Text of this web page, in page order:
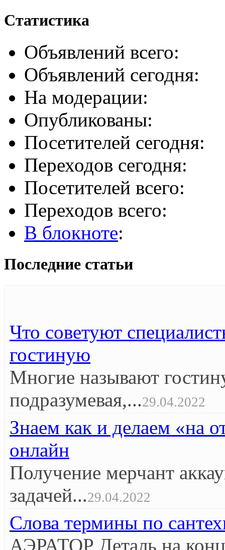
Статистика
Объявлений всего:
Объявлений сегодня:
На модерации:
Опубликованы:
Посетителей сегодня:
Переходов сегодня:
Посетителей всего:
Переходов всего:
В блокноте:
Последние статьи
Что советуют
гостиную
Многие называют
подразумевая,...29.04.2022
Знаем как и делаем «на
онлайн
Получение мерчант
задачей...29.04.2022
Слова термины по
АЭРАТОР Деталь на